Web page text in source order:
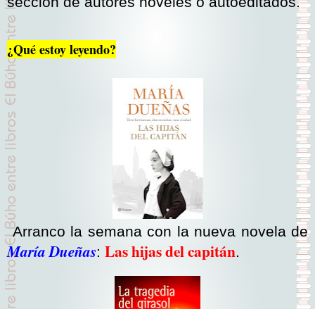
¿Qué estoy leyendo?
Arranco la semana con la nueva novela de
María Dueñas: Las hijas del capitán.